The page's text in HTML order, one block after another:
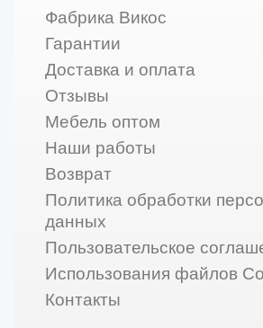
Фабрика Викос
Гарантии
Доставка и оплата
Отзывы
Мебель оптом
Наши работы
Возврат
Политика обработки
данных
Пользовательское
Использования файлов
Контакты